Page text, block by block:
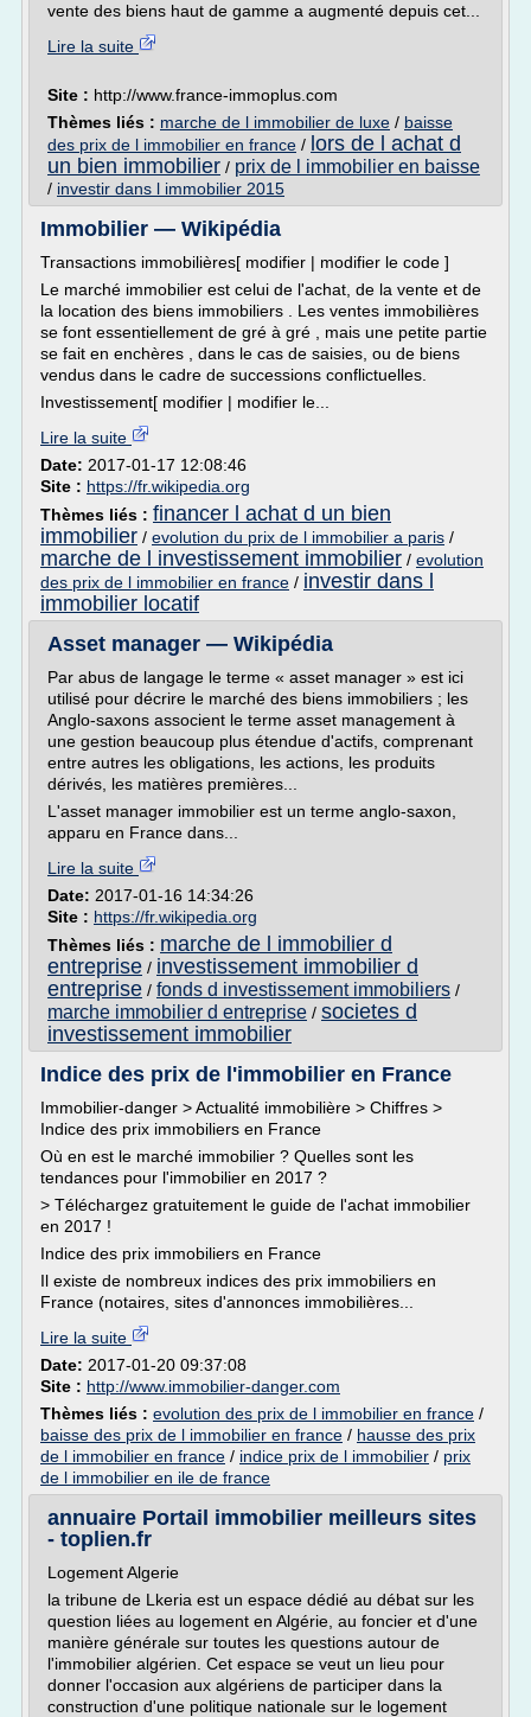
vente des biens haut de gamme a augmenté depuis cet...
Lire la suite
Site : http://www.france-immoplus.com
Thèmes liés : marche de l immobilier de luxe / baisse
des prix de l immobilier en france / lors de l achat d
un bien immobilier / prix de l immobilier en baisse
/ investir dans l immobilier 2015
Immobilier — Wikipédia
Transactions immobilières[ modifier | modifier le code ]
Le marché immobilier est celui de l'achat, de la vente et de
la location des biens immobiliers . Les ventes immobilières
se font essentiellement de gré à gré , mais une petite partie
se fait en enchères , dans le cas de saisies, ou de biens
vendus dans le cadre de successions conflictuelles.
Investissement[ modifier | modifier le...
Lire la suite
Date: 2017-01-17 12:08:46
Site : https://fr.wikipedia.org
Thèmes liés : financer l achat d un bien
immobilier / evolution du prix de l immobilier a paris /
marche de l investissement immobilier / evolution
des prix de l immobilier en france / investir dans l
immobilier locatif
Asset manager — Wikipédia
Par abus de langage le terme « asset manager » est ici
utilisé pour décrire le marché des biens immobiliers ; les
Anglo-saxons associent le terme asset management à
une gestion beaucoup plus étendue d'actifs, comprenant
entre autres les obligations, les actions, les produits
dérivés, les matières premières...
L'asset manager immobilier est un terme anglo-saxon,
apparu en France dans...
Lire la suite
Date: 2017-01-16 14:34:26
Site : https://fr.wikipedia.org
Thèmes liés : marche de l immobilier d
entreprise / investissement immobilier d
entreprise / fonds d investissement immobiliers /
marche immobilier d entreprise / societes d
investissement immobilier
Indice des prix de l'immobilier en France
Immobilier-danger > Actualité immobilière > Chiffres >
Indice des prix immobiliers en France
Où en est le marché immobilier ? Quelles sont les
tendances pour l'immobilier en 2017 ?
> Téléchargez gratuitement le guide de l'achat immobilier
en 2017 !
Indice des prix immobiliers en France
Il existe de nombreux indices des prix immobiliers en
France (notaires, sites d'annonces immobilières...
Lire la suite
Date: 2017-01-20 09:37:08
Site : http://www.immobilier-danger.com
Thèmes liés : evolution des prix de l immobilier en france /
baisse des prix de l immobilier en france / hausse des prix
de l immobilier en france / indice prix de l immobilier / prix
de l immobilier en ile de france
annuaire Portail immobilier meilleurs sites
- toplien.fr
Logement Algerie
la tribune de Lkeria est un espace dédié au débat sur les
question liées au logement en Algérie, au foncier et d'une
manière générale sur toutes les questions autour de
l'immobilier algérien. Cet espace se veut un lieu pour
donner l'occasion aux algériens de participer dans la
construction d'une politique nationale sur le logement